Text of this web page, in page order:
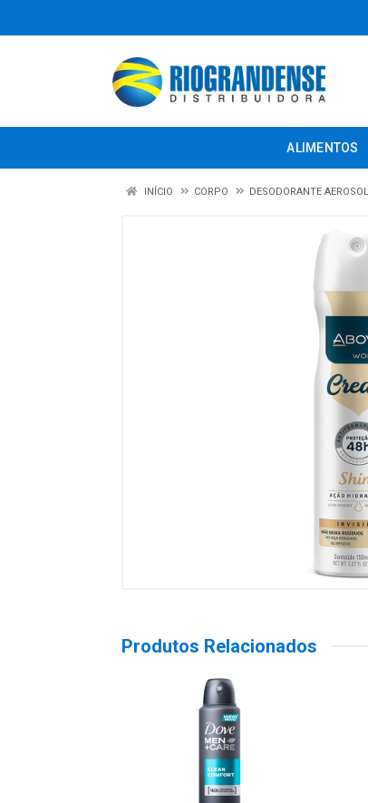
ALIMENTOS
INÍCIO CORPO DESODORANTE AEROSOL
Produtos Relacionados